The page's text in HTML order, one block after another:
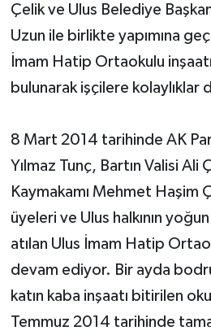
Çelik ve Ulus Belediye
Uzun ile birlikte yapımına
İmam Hatip Ortaokulu
bulunarak işçilere kolaylıklar
8 Mart 2014 tarihinde AK
Yılmaz Tunç, Bartın Valisi Ali
Kaymakamı Mehmet Haşim
üyeleri ve Ulus halkının
atılan Ulus İmam Hatip
devam ediyor. Bir ayda
katın kaba inşaatı bitirilen
Temmuz 2014 tarihinde